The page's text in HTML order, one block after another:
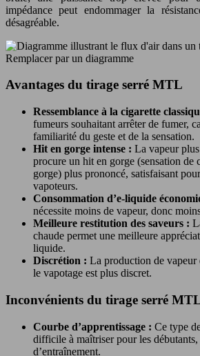
impédance peut endommager la
désagréable.
Remplacer par un diagramme
Avantages du tirage serré MTL
Ressemblance à la cigarette
fumeurs souhaitant arrêter de fumer,
familiarité du geste et de la sensation.
Hit en gorge intense : La vapeur
procure un hit en gorge (sensation de
gorge) plus prononcé, satisfaisant
vapoteurs.
Consommation d’e-liquide
nécessite moins de vapeur, donc
Meilleure restitution des saveurs :
chaude permet une meilleure
liquide.
Discrétion : La production de vapeur
le vapotage est plus discret.
Inconvénients du tirage serré
Courbe d’apprentissage : Ce type
difficile à maîtriser pour les débutants,
d’entraînement.